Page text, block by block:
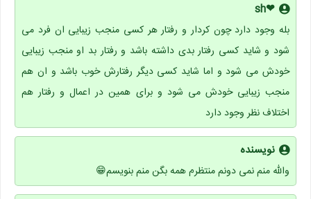
❤sh
بله وجود دارد چون کردار و رفتار هر کسی منجب زیبایی ان فرد می
شود و شاید کسی رفتار بدی داشته باشد و رفتار بد او منجب زیبایی
خودش می شود و اما شاید کسی دیگر رفتارش خوب باشد و ان هم
منجب زیبایی خودش می شود و برای همین در اعمال و رفتار هم
اختلاف نظر وجود دارد
نویسنده
والله منم نمی دونم منتظرم همه بگن منم بنویسم😁